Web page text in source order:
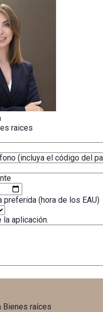
raices
(incluya el código del
preferida (hora de los EAU)
la aplicación.
Bienes raíces